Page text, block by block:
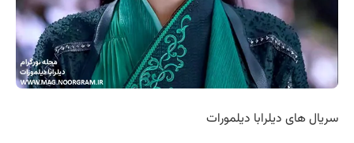
سریال های دیلرابا دیلمورات